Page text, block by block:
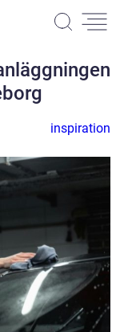
inspiration